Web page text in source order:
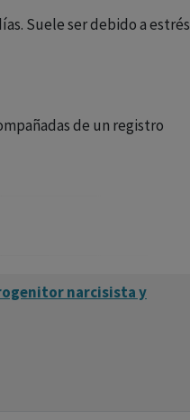
Suele ser debido a estrés
de un registro
narcisista y